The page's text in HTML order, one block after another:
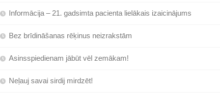
Informācija – 21. gadsimta pacienta lielākais izaicinājums
Bez brīdināšanas rēķinus neizrakstām
Asinsspiedienam jābūt vēl zemākam!
Neļauj savai sirdij mirdzēt!